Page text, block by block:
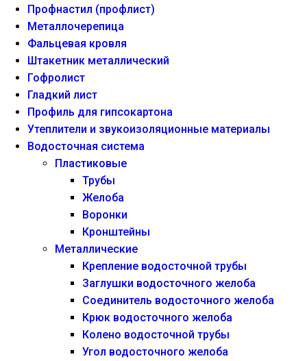
Профнастил (профлист)
Металлочерепица
Фальцевая кровля
Штакетник металлический
Гофролист
Гладкий лист
Профиль для гипсокартона
Утеплители и звукоизоляционные материалы
Водосточная система
Пластиковые
Трубы
Желоба
Воронки
Кронштейны
Металлические
Крепление водосточной трубы
Заглушки водосточного желоба
Соединитель водосточного желоба
Крюк водосточного желоба
Колено водосточной трубы
Угол водосточного желоба